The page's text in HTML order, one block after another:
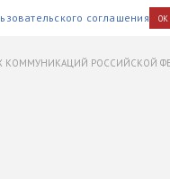
соглашения OK
КОММУНИКАЦИЙ РОССИЙСКОЙ